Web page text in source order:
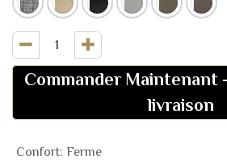
Commander Maintenant -
livraison
Confort: Ferme